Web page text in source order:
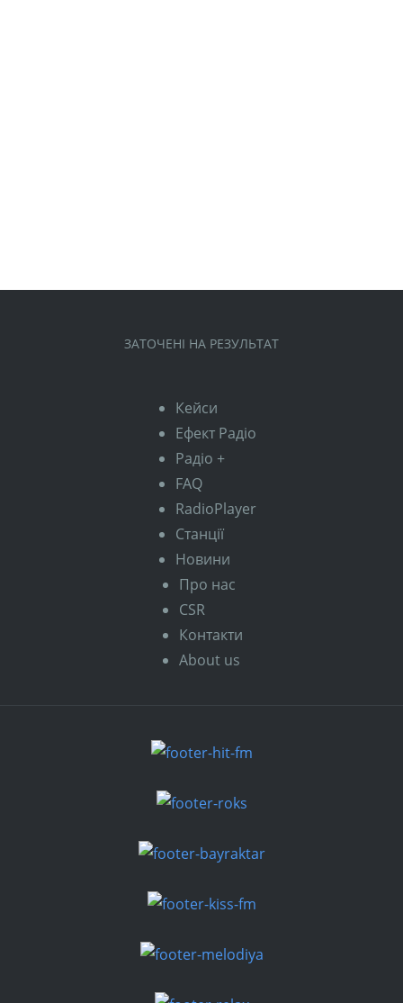
ЗАТОЧЕНІ НА РЕЗУЛЬТАТ
Кейси
Ефект Радіо
Радіо +
FAQ
RadioPlayer
Станції
Новини
Про нас
CSR
Контакти
About us